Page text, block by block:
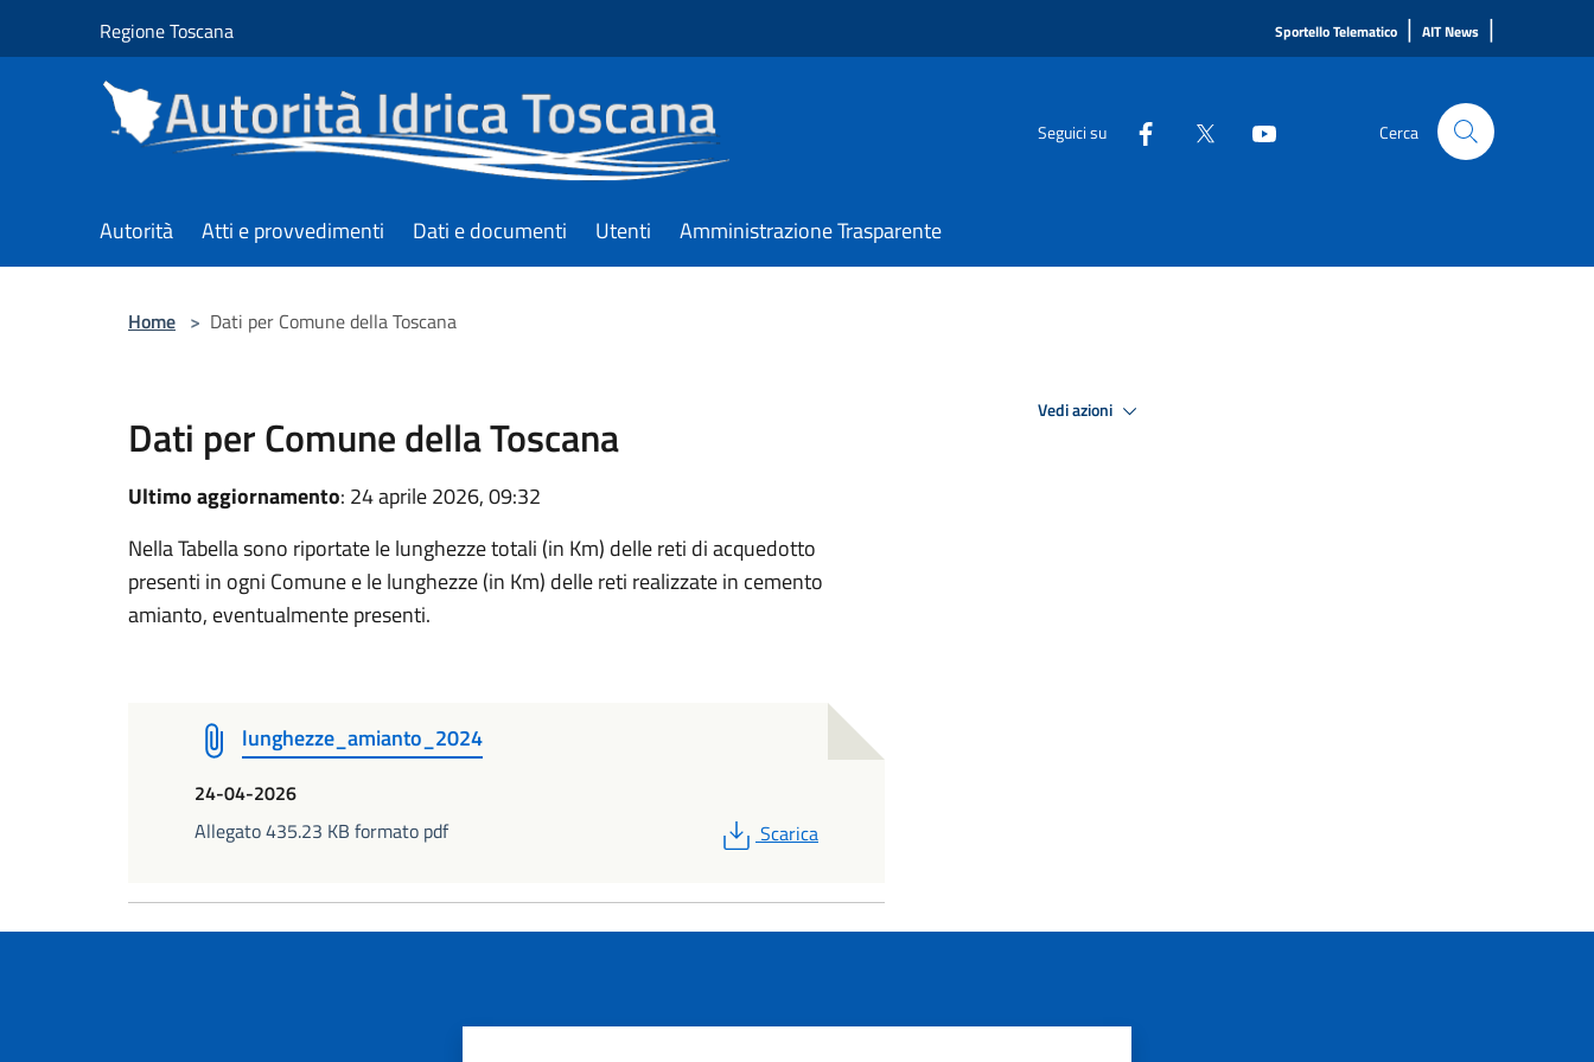
Regione Toscana Sportello Telematico | AIT News |
Seguici su Cerca
Autorità Atti e provvedimenti Dati e documenti Utenti Amministrazione Trasparente
Home > Dati per Comune della Toscana
Dati per Comune della Toscana
Ultimo aggiornamento: 24 aprile 2026, 09:32
Nella Tabella sono riportate le lunghezze totali (in Km) delle reti di acquedotto
presenti in ogni Comune e le lunghezze (in Km) delle reti realizzate in cemento
amianto, eventualmente presenti.
lunghezze_amianto_2024
24-04-2026
Allegato 435.23 KB formato pdf
PDF
Scarica
Vedi azioni